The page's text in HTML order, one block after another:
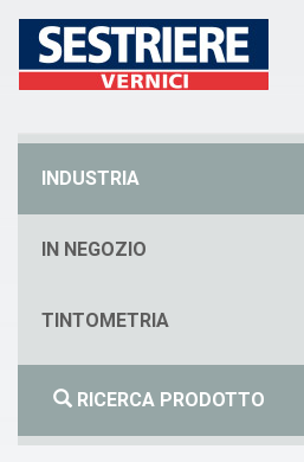
INDUSTRIA
IN NEGOZIO
TINTOMETRIA
RICERCA PRODOTTO